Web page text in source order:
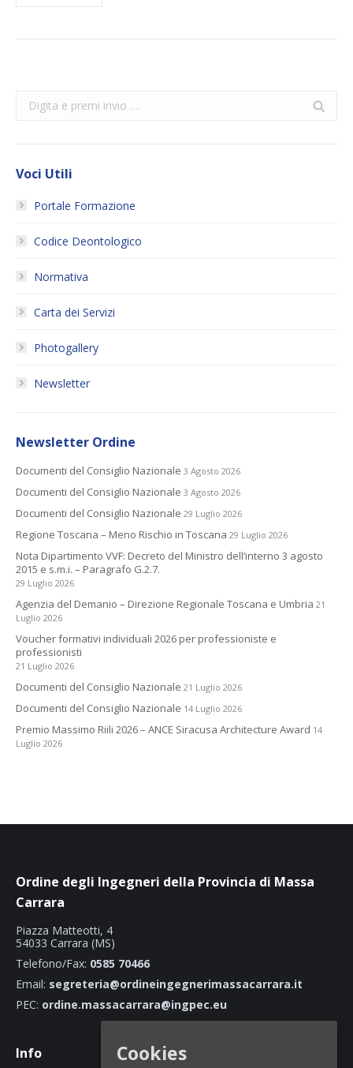
Search:
Voci Utili
Portale Formazione
Codice Deontologico
Normativa
Carta dei Servizi
Photogallery
Newsletter
Newsletter Ordine
Documenti del Consiglio Nazionale 3 Agosto 2026
Documenti del Consiglio Nazionale 3 Agosto 2026
Documenti del Consiglio Nazionale 29 Luglio 2026
Regione Toscana – Meno Rischio in Toscana 29 Luglio 2026
Nota Dipartimento VVF: Decreto del Ministro dell’interno 3 agosto
2015 e s.m.i. – Paragrafo G.2.7.
29 Luglio 2026
Agenzia del Demanio – Direzione Regionale Toscana e Umbria 21
Luglio 2026
Voucher formativi individuali 2026 per professioniste e
professionisti
21 Luglio 2026
Documenti del Consiglio Nazionale 21 Luglio 2026
Documenti del Consiglio Nazionale 14 Luglio 2026
Premio Massimo Riili 2026 – ANCE Siracusa Architecture Award 14
Luglio 2026
Ordine degli Ingegneri della Provincia di Massa
Carrara
Piazza Matteotti, 4
54033 Carrara (MS)
Telefono/Fax: 0585 70466
Email: segreteria@ordineingegnerimassacarrara.it
PEC: ordine.massacarrara@ingpec.eu
Info Cookies